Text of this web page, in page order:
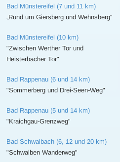
Bad Münstereifel (7 und 11 km)
„Rund um Giersberg und Wehnsberg“
Bad Münstereifel (10 km)
"Zwischen Werther Tor und
Heisterbacher Tor"
Bad Rappenau (6 und 14 km)
"Sommerberg und Drei-Seen-Weg"
Bad Rappenau (5 und 14 km)
"Kraichgau-Grenzweg"
Bad Schwalbach (6, 12 und 20 km)
"Schwalben Wanderweg"